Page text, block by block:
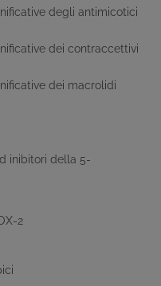
degli antimicotici
dei contraccettivi
dei macrolidi
inibitori della 5-
2